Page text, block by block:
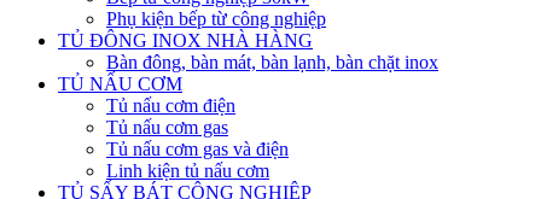
Phụ kiện bếp từ công nghiệp
TỦ ĐÔNG INOX NHÀ HÀNG
Bàn đông, bàn mát, bàn lạnh, bàn chặt inox
TỦ NẤU CƠM
Tủ nấu cơm điện
Tủ nấu cơm gas
Tủ nấu cơm gas và điện
Linh kiện tủ nấu cơm
TỦ SẤY BÁT CÔNG NGHIỆP